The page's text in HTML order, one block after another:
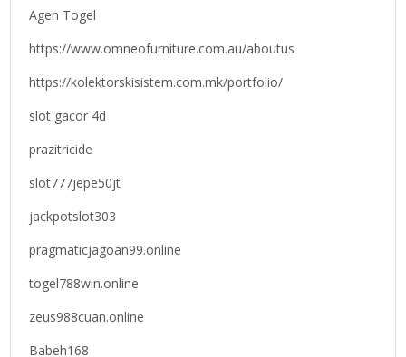
Agen Togel
https://www.omneofurniture.com.au/aboutus
https://kolektorskisistem.com.mk/portfolio/
slot gacor 4d
prazitricide
slot777jepe50jt
jackpotslot303
pragmaticjagoan99.online
togel788win.online
zeus988cuan.online
Babeh168